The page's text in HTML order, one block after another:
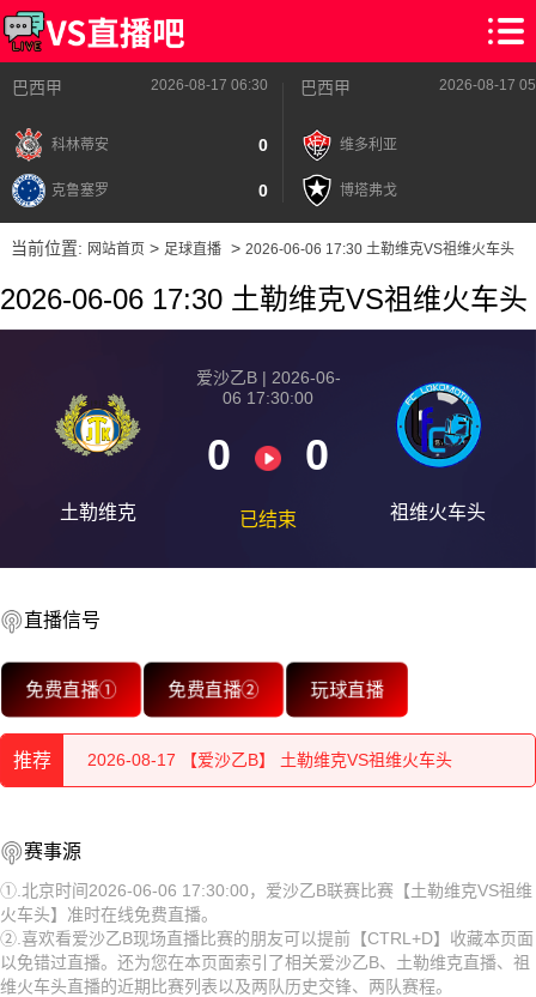
巴西甲 2026-08-17 06:30
科林蒂安 0
克鲁塞罗 0
巴西甲 2026-08-17
维多利亚
博塔弗戈
当前位置: 网站首页> 足球直播> 2026-06-06 17:30 土勒维克VS祖维火车头
2026-06-06 17:30 土勒维克VS祖维火车头
土勒维克
爱沙乙B | 2026-06-
06 17:30:00
0 0
已结束 祖维火车头
直播信号
免费直播① 免费直播② 玩球直播
推荐
2026-08-17 【爱沙乙B】 土勒维克VS祖维火车头
2026-08-17 【爱沙乙B】 土勒维克VS祖维火车头
2026-08-17 【爱沙乙B】 土勒维克VS祖维火车头
2026-08-17 【爱沙乙B】 土勒维克VS祖维火车头
2026-08-17 【爱沙乙B】 土勒维克VS祖维火车头
2026-08-17 【爱沙乙B】 土勒维克VS祖维火车头
赛事源
①.北京时间2026-06-06 17:30:00，爱沙乙B联赛比赛【土勒维克VS祖维
火车头】准时在线免费直播。
②.喜欢看爱沙乙B现场直播比赛的朋友可以提前【CTRL+D】收藏本页面
以免错过直播。还为您在本页面索引了相关爱沙乙B、土勒维克直播、祖
维火车头直播的近期比赛列表以及两队历史交锋、两队赛程。